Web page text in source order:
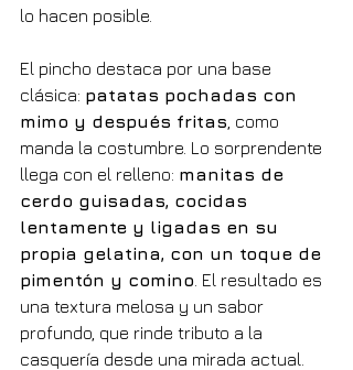
lo hacen posible.
El pincho destaca por una base
clásica: patatas pochadas con
mimo y después fritas , como
manda la costumbre. Lo sorprendente
llega con el relleno: manitas de
cerdo guisadas, cocidas
lentamente y ligadas en su
propia gelatina, con un toque de
pimentón y comino . El resultado es
una textura melosa y un sabor
profundo, que rinde tributo a la
casquería desde una mirada actual.